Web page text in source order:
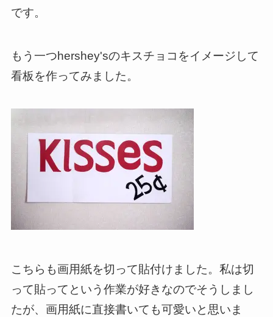
です。
もう一つhershey'sのキスチョコをイメージして
看板を作ってみました。
こちらも画用紙を切って貼付けました。私は切
って貼ってという作業が好きなのでそうしまし
たが、画用紙に直接書いても可愛いと思いま